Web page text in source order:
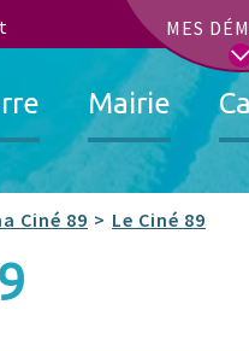
MES
Mairie
Ciné 89 Le Ciné 89